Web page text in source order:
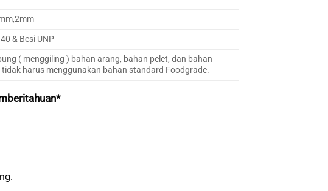
& Besi UNP
( menggiling ) bahan arang, bahan pelet, dan bahan
tidak harus menggunakan bahan standard Foodgrade.